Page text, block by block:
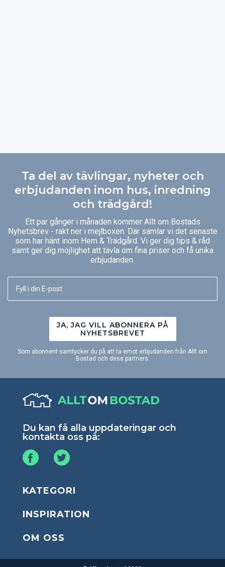
Ta del av tävlingar, nyheter och
erbjudanden inom hus, inredning
och trädgård!
Ett par gånger i månaden kommer Allt om Bostads
Nyhetsbrev - rakt ner i mejlboxen. Där samlar vi det senaste
som har hänt inom Hem & Trädgård. Vi ger dig tips & råd
samt ger dig möjlighet att tävla om fina priser och få unika
erbjudanden.
JA, JAG VILL ABONNERA PÅ
NYHETSBREVET
Som abonnent samtycker du på att ta emot erbjudanden från Allt om
Bostad och dess partners.
Du kan få alla uppdateringar och
kontakta oss på:
KATEGORI
INSPIRATION
OM OSS